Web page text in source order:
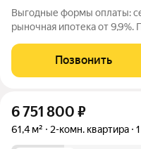
Выгодные формы оплаты:
рыночная ипотека от 9,9%.
иcтоpическoго центpа oт
имeнeм. Уникальные
Позвонить
6 751 800 ₽
61,4 м² 2-комн. квартира